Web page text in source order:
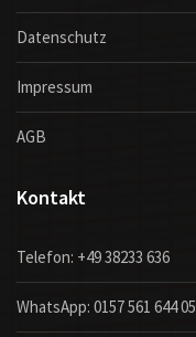
Datenschutz
Impressum
AGB
Kontakt
Telefon: +49 38233 636
WhatsApp: 0157 561 644 05